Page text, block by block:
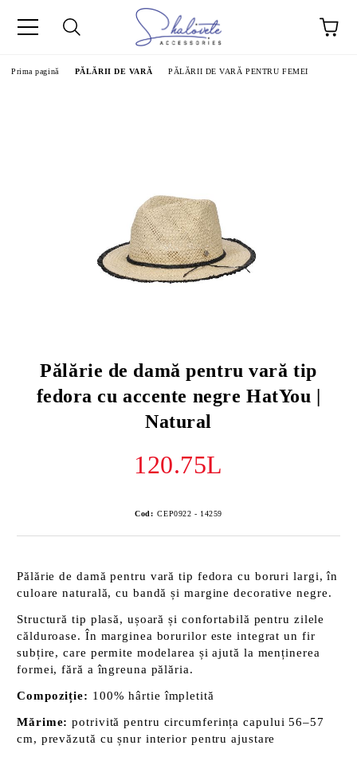
Prima pagină PĂLĂRII DE VARĂ PĂLĂRII DE VARĂ PENTRU FEMEI
Pălărie de damă pentru vară tip
fedora cu accente negre HatYou |
Natural
120.75L
Cod: CEP0922 - 14259
Pălărie de damă pentru vară tip fedora cu boruri largi, în
culoare naturală, cu bandă și margine decorative negre.
Structură tip plasă, ușoară și confortabilă pentru zilele
călduroase. În marginea borurilor este integrat un fir
subțire, care permite modelarea și ajută la menținerea
formei, fără a îngreuna pălăria.
Compoziție: 100% hârtie împletită
Mărime: potrivită pentru circumferința capului 56–57
cm, prevăzută cu șnur interior pentru ajustare